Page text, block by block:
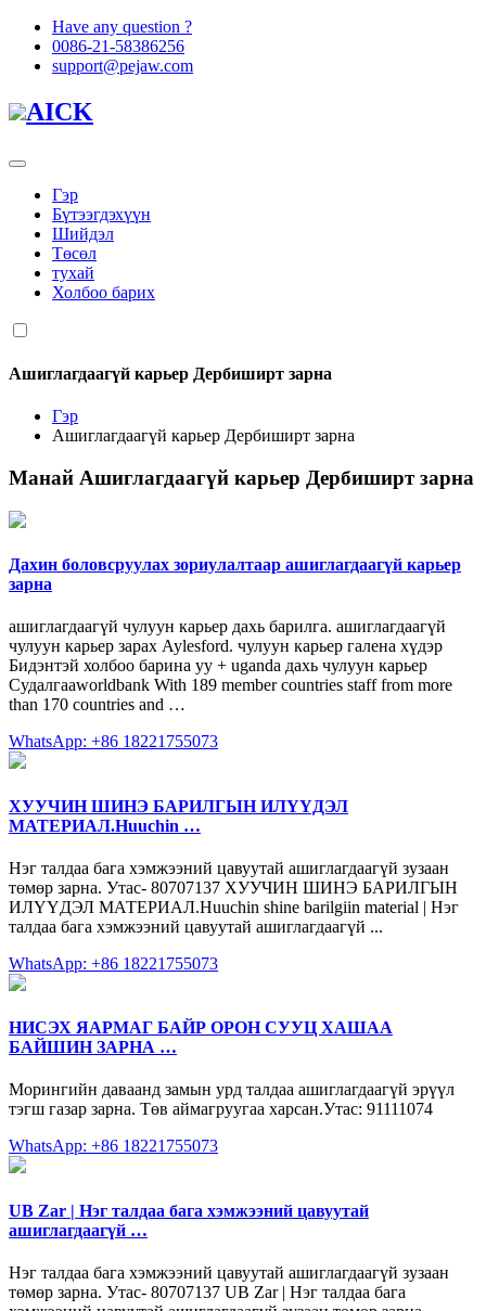
Have any question ?
0086-21-58386256
support@pejaw.com
AICK
Гэр
Бүтээгдэхүүн
Шийдэл
Төсөл
тухай
Холбоо барих
Ашиглагдаагүй карьер Дербиширт зарна
Гэр
Ашиглагдаагүй карьер Дербиширт зарна
Манай Ашиглагдаагүй карьер Дербиширт зарна
Дахин боловсруулах зориулалтаар ашиглагдаагүй карьер
зарна
ашиглагдаагүй чулуун карьер дахь барилга. ашиглагдаагүй
чулуун карьер зарах Aylesford. чулуун карьер галена хүдэр
Бидэнтэй холбоо барина уу + uganda дахь чулуун карьер
Судалгааworldbank With 189 member countries staff from more
than 170 countries and …
WhatsApp: +86 18221755073
ХУУЧИН ШИНЭ БАРИЛГЫН ИЛҮҮДЭЛ
МАТЕРИАЛ.Huuchin …
Нэг талдаа бага хэмжээний цавуутай ашиглагдаагүй зузаан
төмөр зарна. Утас- 80707137 ХУУЧИН ШИНЭ БАРИЛГЫН
ИЛҮҮДЭЛ МАТЕРИАЛ.Huuchin shine barilgiin material | Нэг
талдаа бага хэмжээний цавуутай ашиглагдаагүй ...
WhatsApp: +86 18221755073
НИСЭХ ЯАРМАГ БАЙР ОРОН СУУЦ ХАШАА
БАЙШИН ЗАРНА …
Морингийн даваанд замын урд талдаа ашиглагдаагүй эрүүл
тэгш газар зарна. Төв аймагруугаа харсан.Утас: 91111074
WhatsApp: +86 18221755073
UB Zar | Нэг талдаа бага хэмжээний цавуутай
ашиглагдаагүй …
Нэг талдаа бага хэмжээний цавуутай ашиглагдаагүй зузаан
төмөр зарна. Утас- 80707137 UB Zar | Нэг талдаа бага